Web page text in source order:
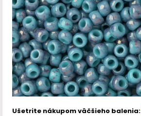
Ušetrite nákupom väčšieho balenia: